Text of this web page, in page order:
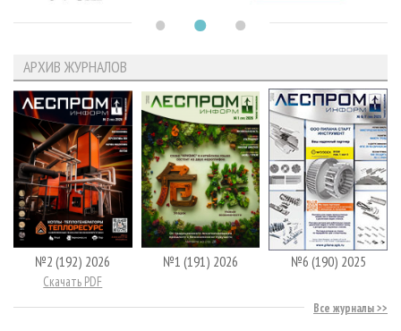
АРХИВ ЖУРНАЛОВ
№2 (192) 2026
Скачать PDF
№1 (191) 2026 №6 (190) 2025
Все журналы